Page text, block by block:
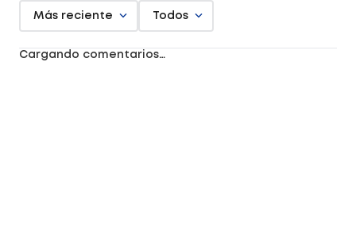
Más reciente Todos
Cargando comentarios…